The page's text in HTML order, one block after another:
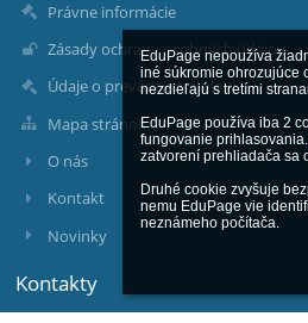
EduPage nepoužíva
iné súkromie ohrozujúce
nezdieľajú s tretími
EduPage používa iba 2
fungovanie
zatvorení prehliadača sa
Druhé cookie zvyšuje
nemu EduPage vie
neznámeho počítača.
Právne informácie
Zásady ochrany osobných údajov
Údaje o prevádzkovateľovi
Mapa stránok
O nás
Kontakt
Novinky
Kontakty